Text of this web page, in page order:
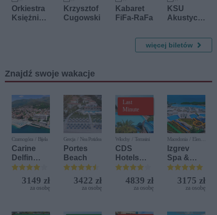
25 września 2026
Orkiestra
Księżnicz
ze
Przeboje)
3 października 2026
Krzysztof
Cugowski
4 października 2026
Kabaret
FiFa-RaFa
10 października 2026
KSU
Akustycz
więcej biletów
Znajdź swoje wakacje
Czarnogóra / Bijela
Carine
Delfin
Bijela (ex.
Iberostar
Bijela
3149 zł
za osobę
Grecja / Nea Potidea
Portes
Beach
3422 zł
za osobę
Last
Minute
Włochy / Terrasini
CDS
Hotels
Terrasini
(ex. Citta
del Mare)
4839 zł
za osobę
Macedonia / Elen
Kamen
Izgrev
Spa &
Aquapark
3175 zł
za osobę